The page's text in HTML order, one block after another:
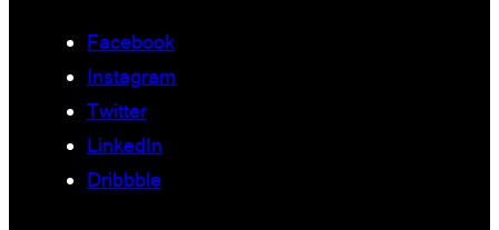
Facebook
Instagram
Twitter
LinkedIn
Dribbble